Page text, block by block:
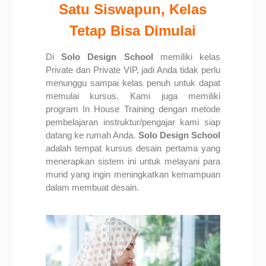
Satu Siswapun, Kelas
Tetap Bisa Dimulai
DiSolo Design School memiliki kelas
Private dan Private VIP, jadi Anda tidak perlu
menunggu sampai kelas penuh untuk dapat
memulai kursus. Kami juga memiliki
program In House Training dengan metode
pembelajaran instruktur/pengajar kami siap
datang ke rumah Anda. Solo Design School
adalah tempat kursus desain pertama yang
menerapkan sistem ini untuk melayani para
murid yang ingin meningkatkan kemampuan
dalam membuat desain.